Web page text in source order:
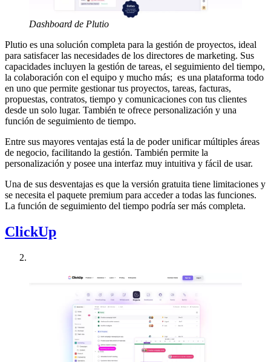
Dashboard de Plutio
Plutio es una solución completa para la gestión de proyectos, ideal
para satisfacer las necesidades de los directores de marketing. Sus
capacidades incluyen la gestión de tareas, el seguimiento del tiempo,
la colaboración con el equipo y mucho más; es una plataforma todo
en uno que permite gestionar tus proyectos, tareas, facturas,
propuestas, contratos, tiempo y comunicaciones con tus clientes
desde un solo lugar. También te ofrece personalización y una
función de seguimiento de tiempo.
Entre sus mayores ventajas está la de poder unificar múltiples áreas
de negocio, facilitando la gestión. También permite la
personalización y posee una interfaz muy intuitiva y fácil de usar.
Una de sus desventajas es que la versión gratuita tiene limitaciones y
se necesita el paquete premium para acceder a todas las funciones.
La función de seguimiento del tiempo podría ser más completa.
ClickUp